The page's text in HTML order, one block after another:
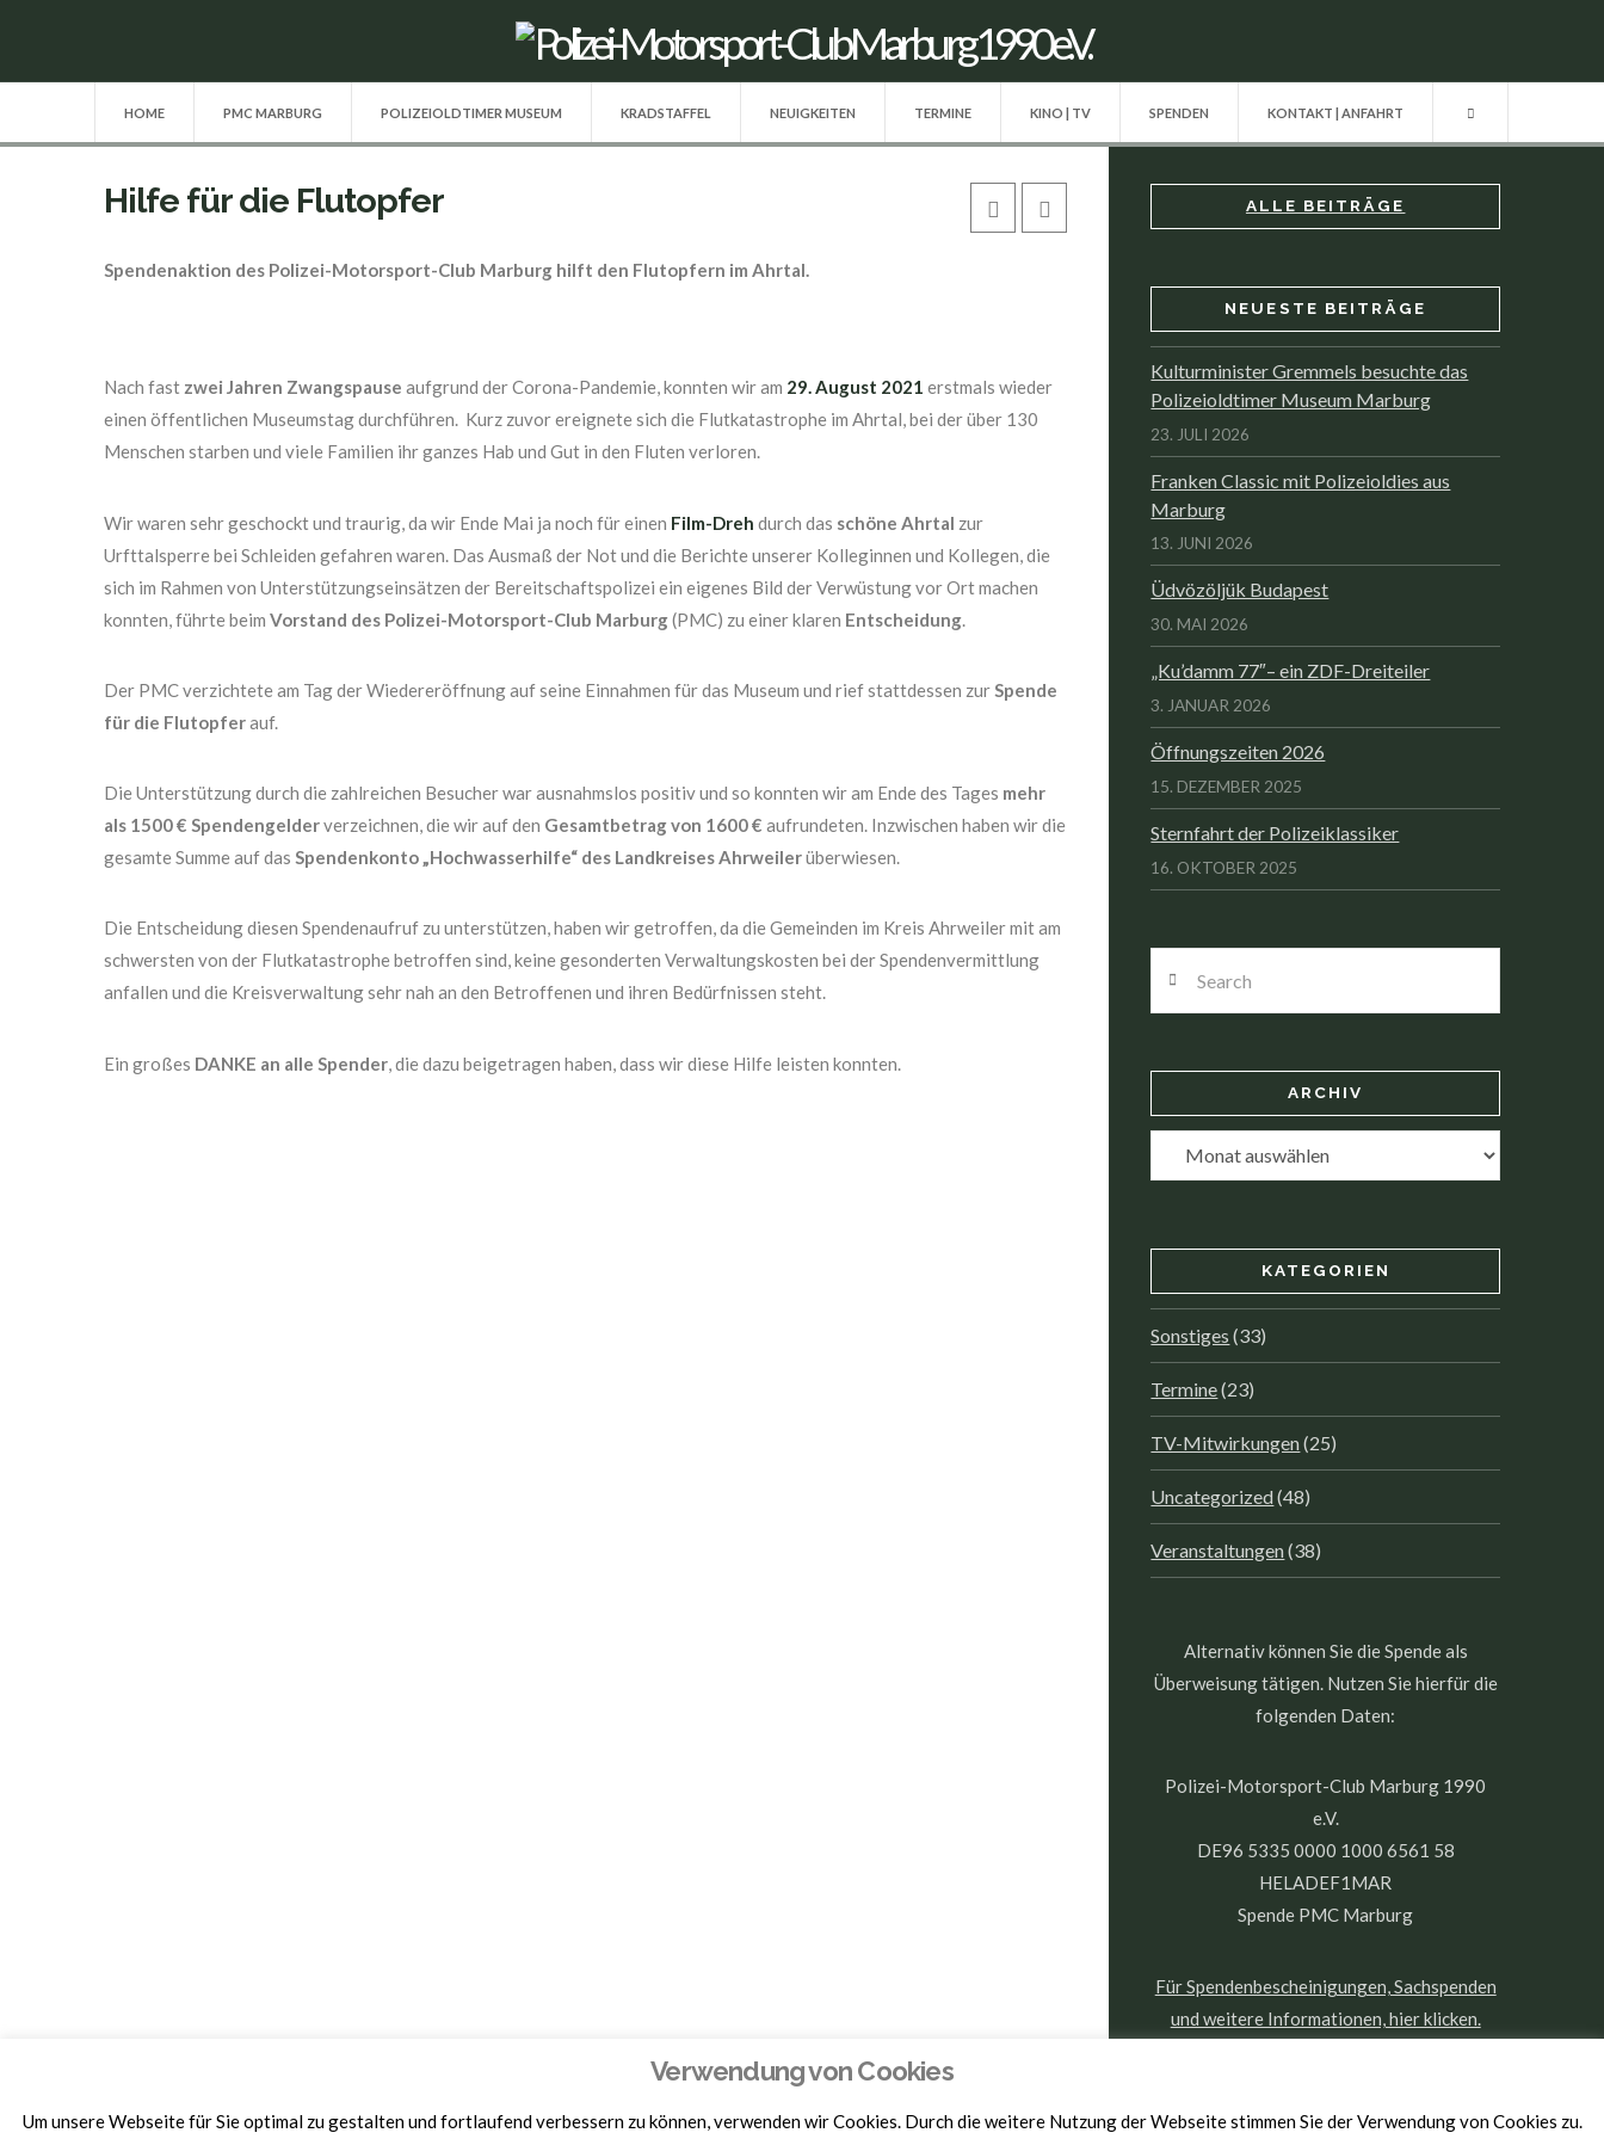
HOME PMC MARBURG POLIZEIOLDTIMER MUSEUM KRADSTAFFEL NEUIGKEITEN TERMINE KINO | TV SPENDEN KONTAKT | ANFAHRT
Hilfe für die Flutopfer
Spendenaktion des Polizei-Motorsport-Club Marburg hilft den Flutopfern im Ahrtal.
Nach fast zwei Jahren Zwangspause aufgrund der Corona-Pandemie, konnten wir am 29.August 2021 erstmals wieder
einen öffentlichen Museumstag durchführen. Kurz zuvor ereignete sich die Flutkatastrophe im Ahrtal, bei der über 130
Menschen starben und viele Familien ihr ganzes Hab und Gut in den Fluten verloren.
Wir waren sehr geschockt und traurig, da wir Ende Mai ja noch für einen Film-Dreh durch das schöne Ahrtal zur
Urfttalsperre bei Schleiden gefahren waren. Das Ausmaß der Not und die Berichte unserer Kolleginnen und Kollegen, die
sich im Rahmen von Unterstützungseinsätzen der Bereitschaftspolizei ein eigenes Bild der Verwüstung vor Ort machen
konnten, führte beim Vorstand des Polizei-Motorsport-Club Marburg(PMC) zu einer klaren Entscheidung
Der PMC verzichtete am Tag der Wiedereröffnung auf seine Einnahmen für das Museum und rief stattdessen zurSpende
für die Flutopferauf.
Die Unterstützung durch die zahlreichen Besucher war ausnahmslos positiv und so konnten wir am Ende des Tages mehr
als 1500 € Spendengelderverzeichnen, die wir auf den Gesamtbetrag von 1600 € aufrundeten. Inzwischen haben wir die
gesamte Summe auf das Spendenkonto „Hochwasserhilfe“ des Landkreises Ahrweilerüberwiesen.
Die Entscheidung diesen Spendenaufruf zu unterstützen, haben wir getroffen, da die Gemeinden im Kreis Ahrweiler mit am
schwersten von der Flutkatastrophe betroffen sind, keine gesonderten Verwaltungskosten bei der Spendenvermittlung
anfallen und die Kreisverwaltung sehr nah an den Betroffenen und ihren Bedürfnissen steht.
Ein großes DANKE an alle Spender , die dazu beigetragen haben, dass wir diese Hilfe leisten konnten.
ALLE BEITRÄGE
NEUESTE BEITRÄGE
Kulturminister Gremmels besuchte das
Polizeioldtimer Museum Marburg
23. JULI 2026
Franken Classic mit Polizeioldies aus
Marburg
13. JUNI 2026
Üdvözöljük Budapest
30. MAI 2026
„Ku’damm 77″– ein ZDF-Dreiteiler
3. JANUAR 2026
Öffnungszeiten 2026
15. DEZEMBER 2025
Sternfahrt der Polizeiklassiker
16. OKTOBER 2025
ARCHIV
Archiv
KATEGORIEN
Sonstiges (33)
Termine(23)
TV-Mitwirkungen(25)
Uncategorized(48)
Veranstaltungen(38)
Alternativ können Sie die Spende als
Überweisung tätigen. Nutzen Sie hierfür die
folgenden Daten:
Polizei-Motorsport-Club Marburg 1990
e.V.
DE96 5335 0000 1000 6561 58
HELADEF1MAR
Spende PMC Marburg
Für Spendenbescheinigungen, Sachspenden
und weitere Informationen, hier klicken.
Homepage byBAM-WERBUNG
Verwendung von Cookies
Um unsere Webseite für Sie optimal zu gestalten und fortlaufend verbessern zu können, verwenden wir Cookies. Durch die weitere Nutzung der Webseite stimmen Sie der Verwendung von Cookies zu.